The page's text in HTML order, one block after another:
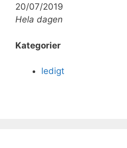
20/07/2019
Hela dagen
Kategorier
ledigt